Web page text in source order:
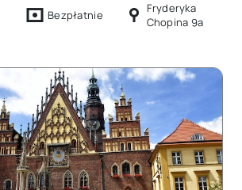
Bezpłatnie
Fryderyka
Chopina 9a